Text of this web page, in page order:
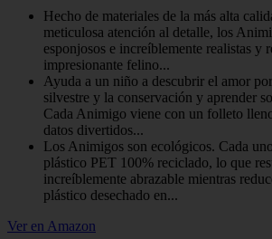
Hecho de materiales de la más alta
meticulosa atención al detalle, los
esponjosos e increíblemente realistas y
impresionante felino...
Ayuda a un niño a descubrir el amor
silvestre y la conservación y aprender
Cada Animigo viene con un folleto
datos divertidos...
Los Animigos son ecológicos. Cada
plástico PET 100% reciclado, lo que
increíblemente abrazable mientras
plástico desechado en...
Ver en Amazon